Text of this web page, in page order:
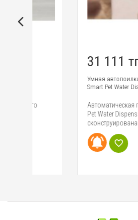
31 111 тг
Умная автопоилка для
Smart Pet Water Dispenser
Автоматическая поилка-
Pet Water Dispenser с особой
сконструирована ..